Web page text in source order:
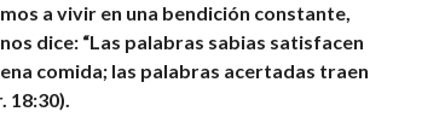
a vivir en una bendición constante,
dice: “Las palabras sabias satisfacen
comida; las palabras acertadas traen
18:30).